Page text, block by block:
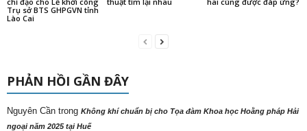
Trụ sở BTS GHPGVN tỉnh
Lào Cai
PHẢN HỒI GẦN ĐÂY
Nguyên Cần trong Không khí chuẩn bị cho Tọa đàm Khoa học Hoằng pháp Hải
ngoại năm 2025 tại Huế